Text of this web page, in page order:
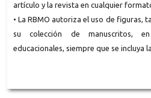
artículo y la revista en cualquier
• La RBMO autoriza el uso de figuras,
su colección de manuscritos,
educacionales, siempre que se incluya